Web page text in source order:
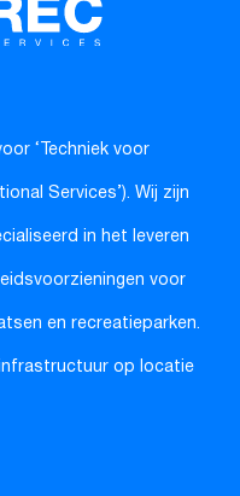
‘Techniek voor
Services’). Wij zijn
in het leveren
voor
en recreatieparken.
op locatie